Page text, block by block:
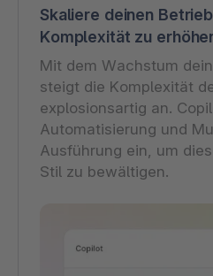
Skaliere deinen
Komplexität zu
Mit dem Wachstum
steigt die Komplexität
explosionsartig an.
Automatisierung und
Ausführung ein, um
Stil zu bewältigen.